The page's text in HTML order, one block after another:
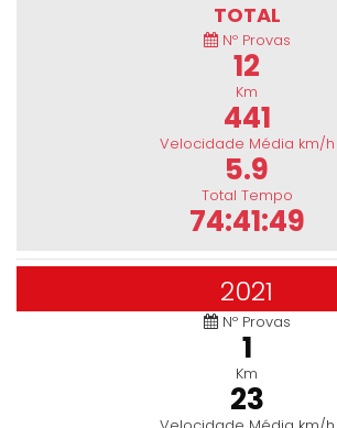
TOTAL
Nº Provas
12
Km
441
Velocidade Média km/h
5.9
Total Tempo
74:41:49
2021
Nº Provas
1
Km
23